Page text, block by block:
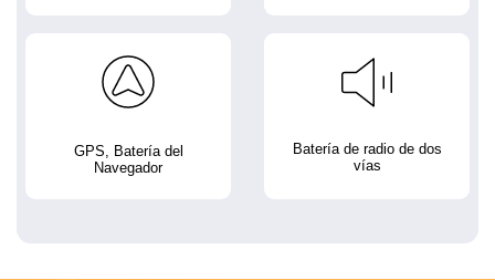
GPS, Batería del
Navegador
Batería de radio de dos
vías